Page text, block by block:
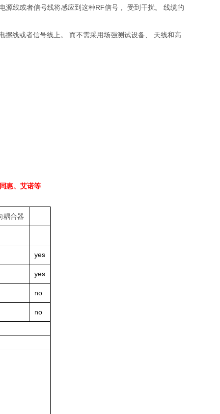
源线或者信号线将感应到这种RF信号， 受到干扰。 线缆的
摞线或者信号线上。 而不需采用场强测试设备、 天线和高
惠、艾诺等
耦合器
yes
yes
no
no